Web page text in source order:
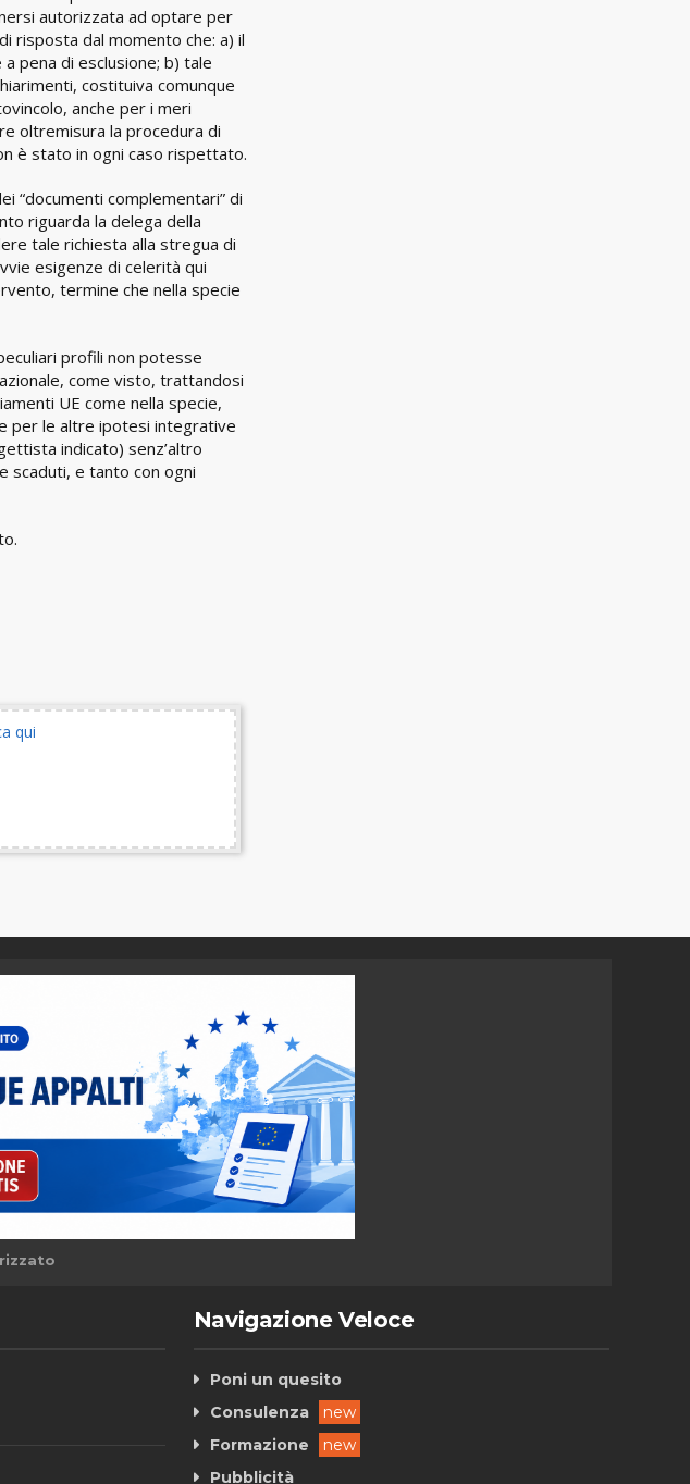
autorizzata ad optare per
risposta dal momento che: a) il
pena di esclusione; b) tale
costituiva comunque
anche per i meri
oltremisura la procedura di
è stato in ogni caso rispettato.
“documenti complementari” di
riguarda la delega della
tale richiesta alla stregua di
esigenze di celerità qui
termine che nella specie
profili non potesse
come visto, trattandosi
UE come nella specie,
per le altre ipotesi integrative
indicato) senz’altro
scaduti, e tanto con ogni
qui
Navigazione Veloce
Poni un quesito
Consulenza
new
Formazione
new
Pubblicità